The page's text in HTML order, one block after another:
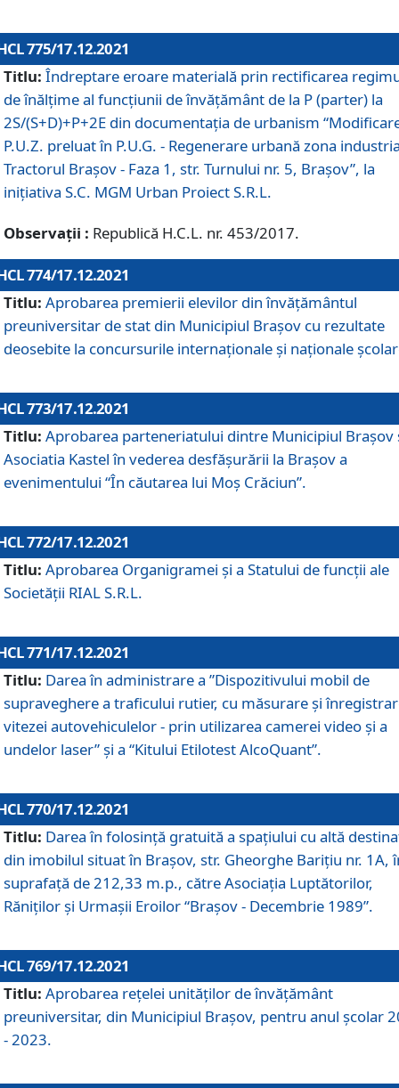
775/17.12.2021
Titlu: Îndreptare eroare materială prin rectificarea
de înălţime al funcţiunii de învăţământ de la P (parter) la
2S/(S+D)+P+2E din documentaţia de urbanism
P.U.Z. preluat în P.U.G. - Regenerare urbană zona
Tractorul Braşov - Faza 1, str. Turnului nr. 5, Braşov”, la
iniţiativa S.C. MGM Urban Proiect S.R.L.
Observații : Republică H.C.L. nr. 453/2017.
774/17.12.2021
Titlu: Aprobarea premierii elevilor din învățământul
preuniversitar de stat din Municipiul Brașov cu rezultate
deosebite la concursurile internaționale și naționale
773/17.12.2021
Titlu: Aprobarea parteneriatului dintre Municipiul Brașov
Asociatia Kastel în vederea desfăşurării la Brașov a
evenimentului “În căutarea lui Moș Crăciun”.
772/17.12.2021
Titlu: Aprobarea Organigramei şi a Statului de funcţii ale
Societăţii RIAL S.R.L.
771/17.12.2021
Titlu: Darea în administrare a ”Dispozitivului mobil de
supraveghere a traficului rutier, cu măsurare și
vitezei autovehiculelor - prin utilizarea camerei video și a
undelor laser” și a “Kitului Etilotest AlcoQuant”.
770/17.12.2021
Titlu: Darea în folosinţă gratuită a spaţiului cu altă
din imobilul situat în Braşov, str. Gheorghe Bariţiu nr. 1A,
suprafaţă de 212,33 m.p., către Asociaţia Luptătorilor,
Răniţilor şi Urmaşii Eroilor “Braşov - Decembrie 1989”.
769/17.12.2021
Titlu: Aprobarea reţelei unităţilor de învăţământ
preuniversitar, din Municipiul Braşov, pentru anul şcolar
- 2023.